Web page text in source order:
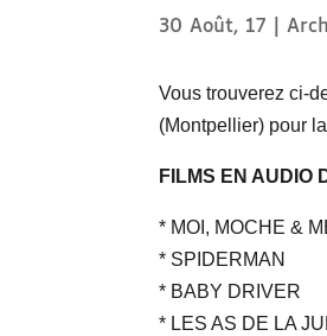
30 Août, 17 |
Vous trouverez ci-
(Montpellier) pour
FILMS EN AUDIO
* MOI, MOCHE &
* SPIDERMAN
* BABY DRIVER
* LES AS DE LA